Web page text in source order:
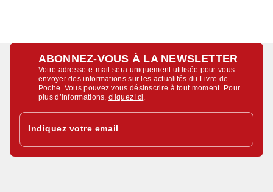
ABONNEZ-VOUS À LA NEWSLETTER
Votre adresse e-mail sera uniquement utilisée pour vous
envoyer des informations sur les actualités du Livre de
Poche. Vous pouvez vous désinscrire à tout moment. Pour
plus d’informations,cliquez ici
Indiquez votre email